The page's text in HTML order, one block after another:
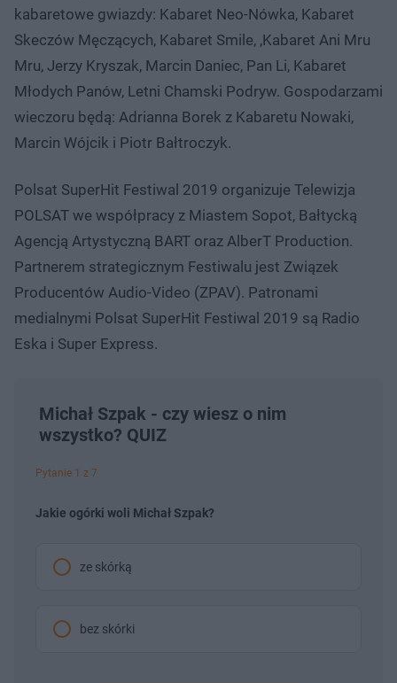
kabaretowe gwiazdy: Kabaret Neo-Nówka, Kabaret
Skeczów Męczących, Kabaret Smile, ,Kabaret Ani Mru
Mru, Jerzy Kryszak, Marcin Daniec, Pan Li, Kabaret
Młodych Panów, Letni Chamski Podryw. Gospodarzami
wieczoru będą: Adrianna Borek z Kabaretu Nowaki,
Marcin Wójcik i Piotr Bałtroczyk.
Polsat SuperHit Festiwal 2019 organizuje Telewizja
POLSAT we współpracy z Miastem Sopot, Bałtycką
Agencją Artystyczną BART oraz AlberT Production.
Partnerem strategicznym Festiwalu jest Związek
Producentów Audio-Video (ZPAV). Patronami
medialnymi Polsat SuperHit Festiwal 2019 są Radio
Eska i Super Express.
Michał Szpak - czy wiesz o nim
wszystko? QUIZ
Pytanie 1 z 7
Jakie ogórki woli Michał Szpak?
ze skórką
bez skórki